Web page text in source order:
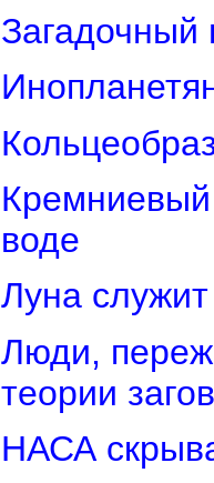
воде
Луна
Люди,
теории
НАСА